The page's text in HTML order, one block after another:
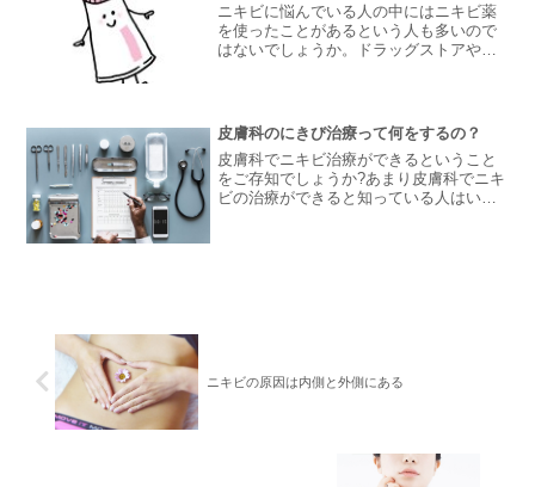
ニキビに悩んでいる人の中にはニキビ薬
を使ったことがあるという人も多いので
はないでしょうか。ドラッグストアや薬
んね。ニキビの症状を改...
皮膚科のにきび治療って何をするの？
皮膚科でニキビ治療ができるということ
をご存知でしょうか?あまり皮膚科でニキ
ビの治療ができると知っている人はいな
ニキビの原因は内側と外側にある